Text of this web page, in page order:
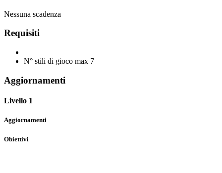
Nessuna scadenza
Requisiti
N° stili di gioco max 7
Aggiornamenti
Livello 1
Aggiornamenti
Obiettivi